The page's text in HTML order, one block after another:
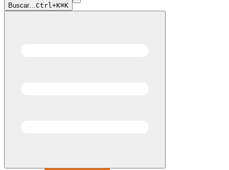
Buscar…Ctrl+K⌘K